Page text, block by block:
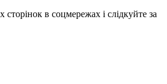
в соцмережах і слідкуйте за